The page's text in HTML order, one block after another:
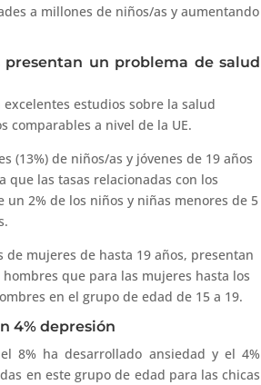
a millones de niños/as y aumentando
presentan un problema de salud
estudios sobre la salud
comparables a nivel de la UE.
(13%) de niños/as y jóvenes de 19 años
que las tasas relacionadas con los
2% de los niños y niñas menores de 5
mujeres de hasta 19 años, presentan
que para las mujeres hasta los
en el grupo de edad de 15 a 19.
4% depresión
8% ha desarrollado ansiedad y el 4%
en este grupo de edad para las chicas